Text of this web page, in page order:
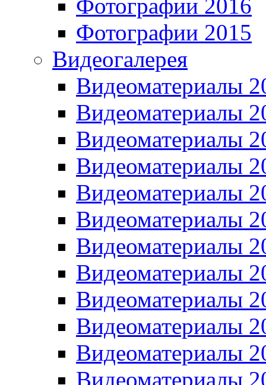
Фотографии 2016
Фотографии 2015
Видеогалерея
Видеоматериалы
Видеоматериалы
Видеоматериалы
Видеоматериалы
Видеоматериалы
Видеоматериалы
Видеоматериалы
Видеоматериалы
Видеоматериалы
Видеоматериалы
Видеоматериалы
Видеоматериалы